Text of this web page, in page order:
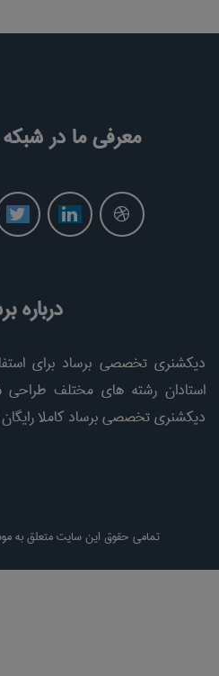
معرفی ما در
درباره
دیکشنری تخصصی برساد برای
استادان رشته های مختلف
دیکشنری تخصصی برساد کاملا
تمامی حقوق این سایت متعلق به